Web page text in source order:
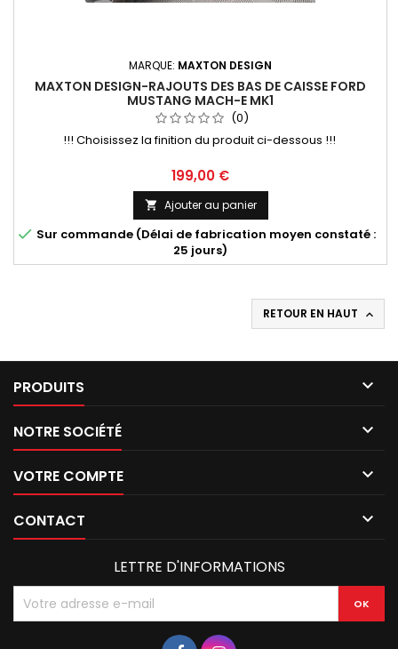
MARQUE: MAXTON DESIGN
MAXTON DESIGN-RAJOUTS DES BAS DE CAISSE FORD
MUSTANG MACH-E MK1
(0)
!!! Choisissez la finition du produit ci-dessous !!!
Prix
199,00 €
 Ajouter au panier
 Sur commande (Délai de fabrication moyen constaté :
25 jours)
RETOUR EN HAUT 
PRODUITS 
NOTRE SOCIÉTÉ 
VOTRE COMPTE 
CONTACT 
LETTRE D'INFORMATIONS